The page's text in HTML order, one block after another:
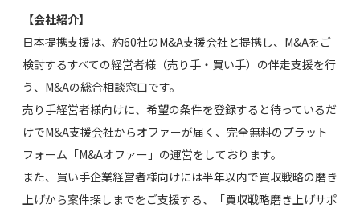
【会社紹介】
日本提携支援は、約60社のM&A支援会社と提携し、M&Aをご
検討するすべての経営者様（売り手・買い手）の伴走支援を行
う、M&Aの総合相談窓口です。
売り手経営者様向けに、希望の条件を登録すると待っているだ
けでM&A支援会社からオファーが届く、完全無料のプラット
フォーム「M&Aオファー」の運営をしております。
また、買い手企業経営者様向けには半年以内で買収戦略の磨き
上げから案件探しまでをご支援する、「買収戦略磨き上げサポ